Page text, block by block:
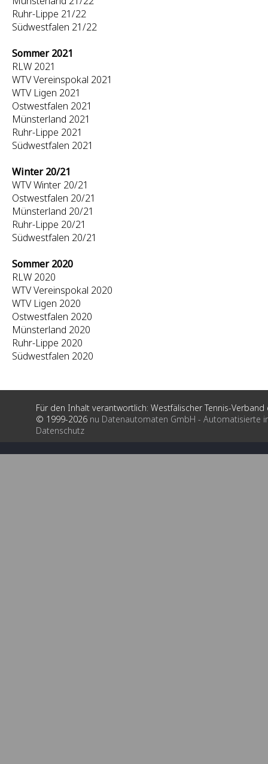
Ruhr-Lippe 21/22
Südwestfalen 21/22
Sommer 2021
RLW 2021
WTV Vereinspokal 2021
WTV Ligen 2021
Ostwestfalen 2021
Münsterland 2021
Ruhr-Lippe 2021
Südwestfalen 2021
Winter 20/21
WTV Winter 20/21
Ostwestfalen 20/21
Münsterland 20/21
Ruhr-Lippe 20/21
Südwestfalen 20/21
Sommer 2020
RLW 2020
WTV Vereinspokal 2020
WTV Ligen 2020
Ostwestfalen 2020
Münsterland 2020
Ruhr-Lippe 2020
Südwestfalen 2020
Für den Inhalt verantwortlich: Westfälischer Tennis-Verband
© 1999-2026 nu Datenautomaten GmbH - Automatisierte
Datenschutz